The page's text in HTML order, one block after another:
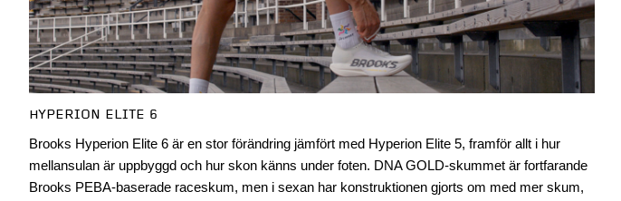
HYPERION ELITE 6
Brooks Hyperion Elite 6 är en stor förändring jämfört med Hyperion Elite 5, framför allt i hur
mellansulan är uppbyggd och hur skon känns under foten. DNA GOLD-skummet är fortfarande
Brooks PEBA-baserade raceskum, men i sexan har konstruktionen gjorts om med mer skum,